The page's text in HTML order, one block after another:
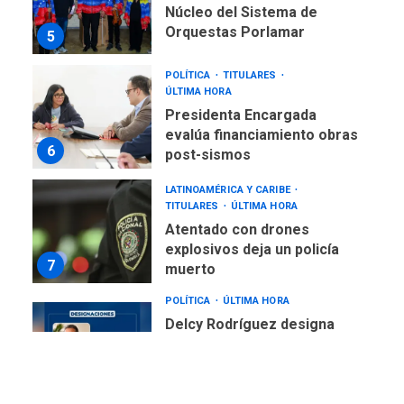
5
Núcleo del Sistema de
Orquestas Porlamar
6
POLÍTICA
TITULARES
ÚLTIMA HORA
Presidenta Encargada
evalúa financiamiento obras
post-sismos
7
LATINOAMÉRICA Y CARIBE
TITULARES
ÚLTIMA HORA
Atentado con drones
explosivos deja un policía
muerto
POLÍTICA ÚLTIMA HORA
Delcy Rodríguez designa